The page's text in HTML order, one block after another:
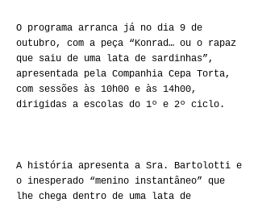
O programa arranca já no dia 9 de
outubro, com a peça “Konrad… ou o rapaz
que saiu de uma lata de sardinhas”,
apresentada pela Companhia Cepa Torta,
com sessões às 10h00 e às 14h00,
dirigidas a escolas do 1º e 2º ciclo.
A história apresenta a Sra. Bartolotti e
o inesperado “menino instantâneo” que
lhe chega dentro de uma lata de